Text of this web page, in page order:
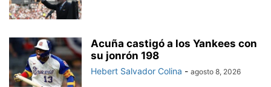
Acuña castigó a los Yankees con
su jonrón 198
Hebert Salvador Colina - agosto 8, 2026